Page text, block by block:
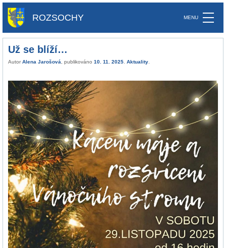
ROZSOCHY
Už se blíží…
Autor Alena Jarošová , publikováno 10. 11. 2025 Aktuality